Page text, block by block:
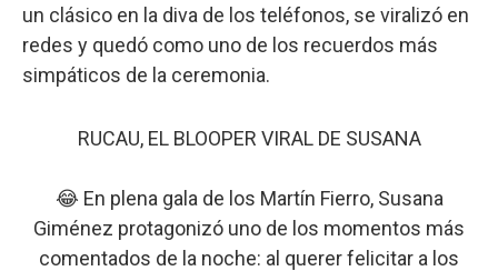
un clásico en la diva de los teléfonos, se viralizó en
redes y quedó como uno de los recuerdos más
simpáticos de la ceremonia.
RUCAU, EL BLOOPER VIRAL DE SUSANA
😂 En plena gala de los Martín Fierro, Susana
Giménez protagonizó uno de los momentos más
comentados de la noche: al querer felicitar a los